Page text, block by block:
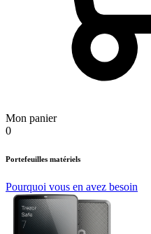
Mon panier
0
Portefeuilles matériels
Pourquoi vous en avez besoin